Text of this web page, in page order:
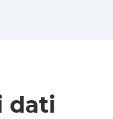
dati